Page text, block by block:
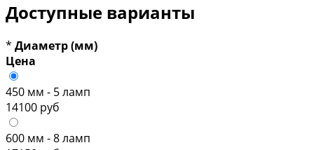
Доступные варианты
* Диаметр (мм)
Цена
450 мм - 5 ламп
14100 руб
600 мм - 8 ламп